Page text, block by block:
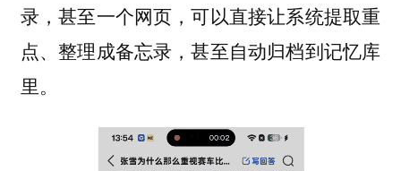
录，甚至一个网页，可以直接让系统提取重
点、整理成备忘录，甚至自动归档到记忆库
里。